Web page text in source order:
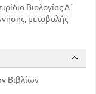
Βιολογίας Δ΄
μεταβολής
Βιβλίων